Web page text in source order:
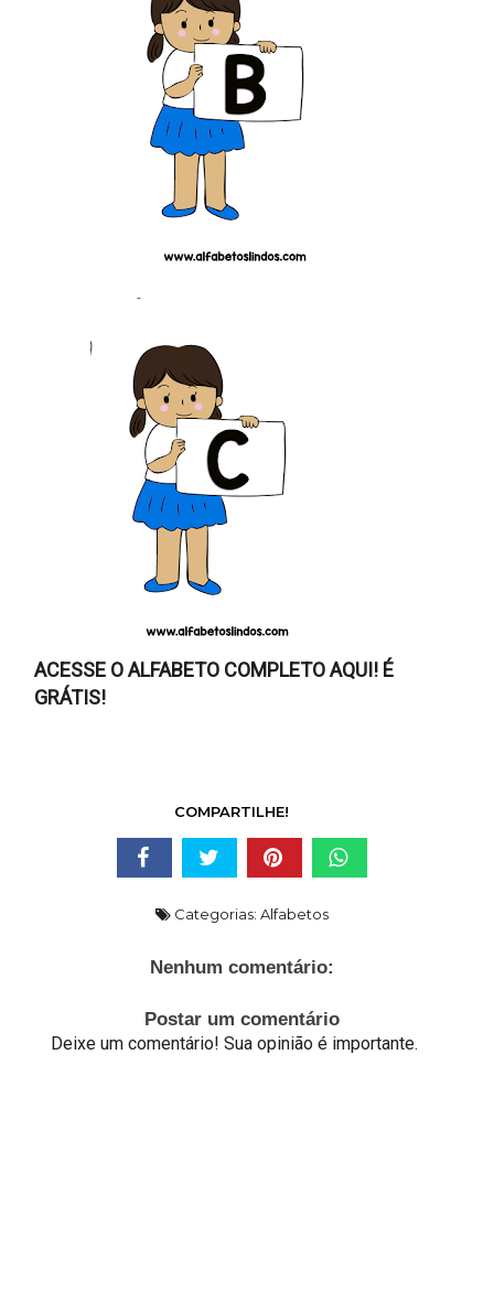
ACESSE O ALFABETO COMPLETO AQUI! É
GRÁTIS!
COMPARTILHE!
Categorias: Alfabetos
Nenhum comentário:
Postar um comentário
Deixe um comentário! Sua opinião é importante.